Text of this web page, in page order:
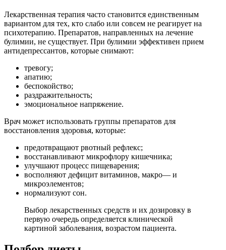
Лекарственная терапия часто становится единственным
вариантом для тех, кто слабо или совсем не реагирует на
психотерапию. Препаратов, направленных на лечение
булимии, не существует. При булимии эффективен прием
антидепрессантов, которые снимают:
тревогу;
апатию;
беспокойство;
раздражительность;
эмоциональное напряжение.
Врач может использовать группы препаратов для
восстановления здоровья, которые:
предотвращают рвотный рефлекс;
восстанавливают микрофлору кишечника;
улучшают процесс пищеварения;
восполняют дефицит витаминов, макро— и
микроэлементов;
нормализуют сон.
Выбор лекарственных средств и их дозировку в
первую очередь определяется клинической
картиной заболевания, возрастом пациента.